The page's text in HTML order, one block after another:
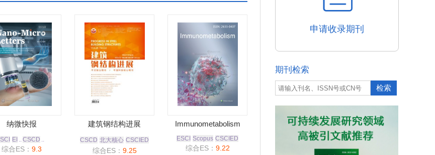
申请收录期刊
期刊检索
纳微快报
SCI EI ..CSCD ..
综合ES： 9.3
建筑钢结构进展
CSCD 北大核心 CSCIED
综合ES： 9.25
Immunometabolism
ESCI Scopus CSCIED
综合ES： 9.22